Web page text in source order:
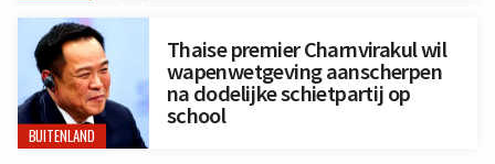
BUITENLAND
Thaise premier Charnvirakul wil
wapenwetgeving aanscherpen
na dodelijke schietpartij op
school